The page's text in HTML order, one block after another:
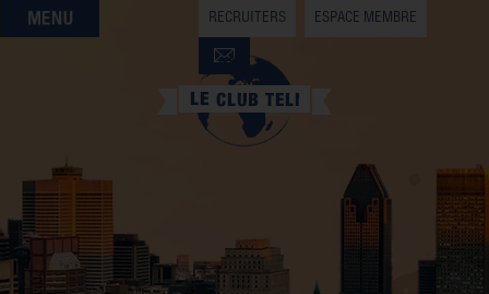
QUI SOMMES-NOUS
QUE CHERCHEZ-VOUS ?
NOS OFFRES PARTENAIRES
DEVENIR MEMBRE
RECRUITERS ESPACE MEMBRE